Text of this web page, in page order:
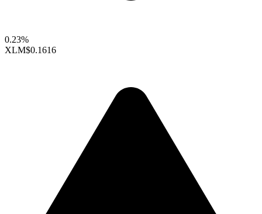
0.23%
XLM$0.1616